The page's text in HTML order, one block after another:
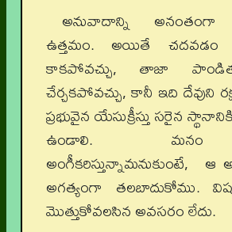
అనువాదాన్ని అనంతంగా
ఉత్తమం. అయితే చదవడం
కాకపోవచ్చు, తాజా
చేర్చకపోవచ్చు, కానీ ఇది దేవుని
ప్రభువైన యేసుక్రీస్తు సరైన
ఉండాలి.
అంగీకరిస్తున్నామనుకుంటే, ఆ
అగత్యంగా తలబాదుకోము.
మొత్తుకోవలసిన అవసరం లేదు.